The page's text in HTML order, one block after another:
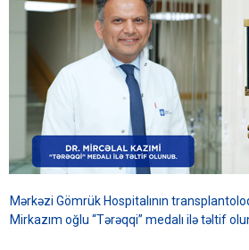
Mərkəzi Gömrük Hospitalının
Mirkazım oğlu “Tərəqqi” medalı ilə təltif